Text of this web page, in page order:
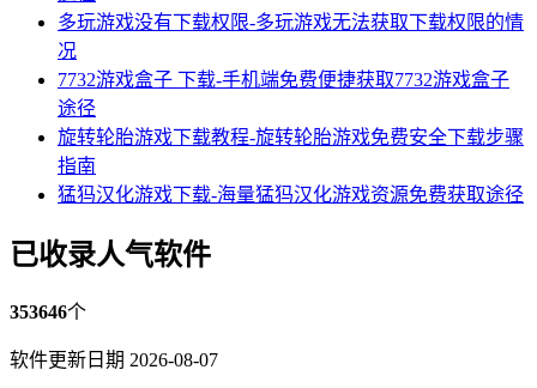
多玩游戏没有下载权限-多玩游戏无法获取下载权限的情
况
7732游戏盒子 下载-手机端免费便捷获取7732游戏盒子
途径
旋转轮胎游戏下载教程-旋转轮胎游戏免费安全下载步骤
指南
猛犸汉化游戏下载-海量猛犸汉化游戏资源免费获取途径
已收录人气软件
353646个
软件更新日期 2026-08-07